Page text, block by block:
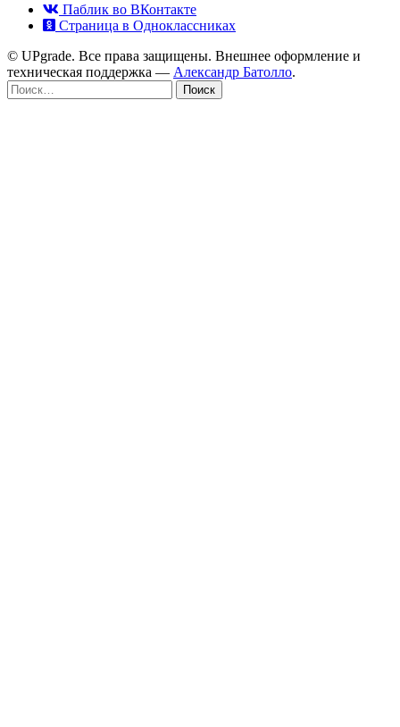
Паблик во ВКонтакте
Страница в Одноклассниках
© UPgrade. Все права защищены. Внешнее оформление и
техническая поддержка — Александр Батолло.
Найти: